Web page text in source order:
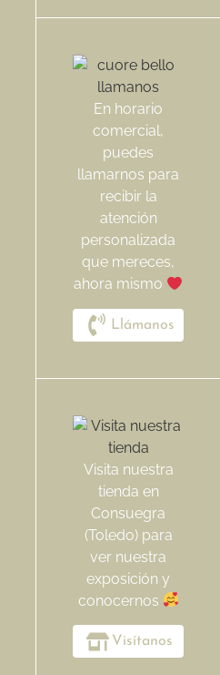
En horario
comercial,
puedes
llamarnos para
recibir la
atención
personalizada
que mereces,
ahora mismo
Llámanos
Visita nuestra
tienda en
Consuegra
(Toledo) para
ver nuestra
exposición y
conocernos
Visítanos